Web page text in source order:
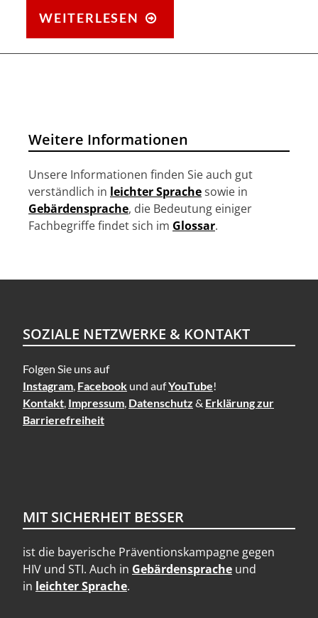
WEITERLESEN
HIV
–
WURST
IST
AUCH
EIN
AUFRUF
VON
MENSCHEN
ALLTAG
Weitere Informationen
Unsere Informationen finden Sie auch gut
verständlich in leichter Sprachesowie in
Gebärdensprache, die Bedeutung einiger
Fachbegriffe findet sich im Glossar.
SOZIALE NETZWERKE & KONTAKT
Folgen Sie uns auf
Instagram Facebook und aufYouTube!
Kontakt Impressum Datenschutz & Erklärung zur
Barrierefreiheit
MIT SICHERHEIT BESSER
ist die bayerische Präventionskampagne gegen
HIV und STI. Auch in Gebärdensprache und
in leichter Sprache.